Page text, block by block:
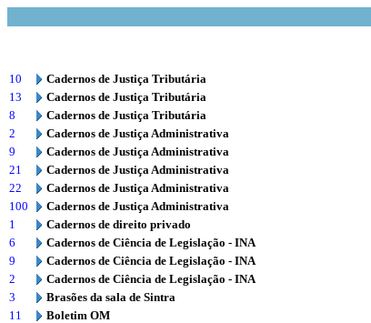
10
Cadernos de Justiça Tributária
13
Cadernos de Justiça Tributária
8
Cadernos de Justiça Tributária
2
Cadernos de Justiça Administrativa
9
Cadernos de Justiça Administrativa
21
Cadernos de Justiça Administrativa
22
Cadernos de Justiça Administrativa
100
Cadernos de Justiça Administrativa
1
Cadernos de direito privado
6
Cadernos de Ciência de Legislação - INA
9
Cadernos de Ciência de Legislação - INA
2
Cadernos de Ciência de Legislação - INA
3
Brasões da sala de Sintra
11
Boletim OM